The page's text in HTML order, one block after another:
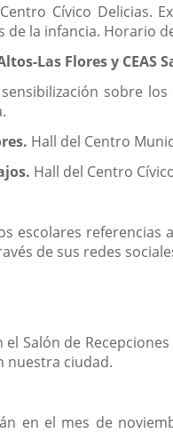
Cívico
de la infancia. Horario
Las Flores y CEAS
sobre
Hall del Centro
Hall del Centro
referencias
de sus redes
Salón de
nuestra ciudad.
en el mes de